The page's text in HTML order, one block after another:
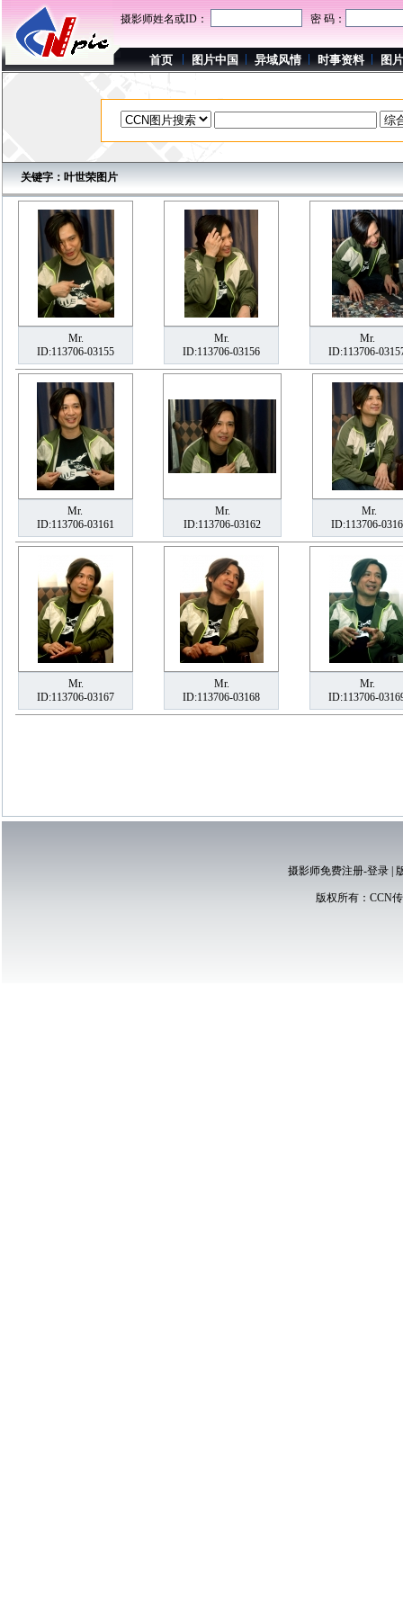
摄影师姓名或ID： 密 码：
首页 图片中国 异域风情 时事资料 图
关键字：叶世荣图片
Mr.
ID:113706-03155
Mr.
ID:113706-03156
Mr.
ID:113706-
Mr.
ID:113706-03161
Mr.
ID:113706-03162
Mr.
ID:113706-
Mr.
ID:113706-03167
Mr.
ID:113706-03168
Mr.
ID:113706-
摄影师免费注册-登录|
版权所有： CCN